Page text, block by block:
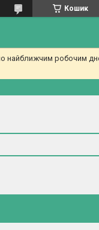
Кошик
найближчим робочим